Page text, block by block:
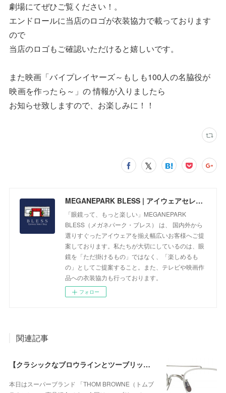
劇場にてぜひご覧ください！。
エンドロールに当店のロゴが衣装協力で載っております
ので
当店のロゴもご確認いただけると嬉しいです。
また映画「バイプレイヤーズ～もしも100人の名脇役が
映画を作ったら～ 」の 情報が入りましたら
お知らせ致しますので、お楽しみに！！
MEGANEPARK BLESS | アイウェアセレクトショップ
「眼鏡って、もっと楽しい」MEGANEPARK
BLESS（メガネパーク・ブレス） は、 国内外から
選りすぐったアイウェアを揃え幅広いお客様へご提
案しております。私たちが大切にしているのは、眼
鏡を「ただ掛けるもの」ではなく、「楽しめるも
の」としてご提案すること。また、テレビや映画作
品への衣装協力も行っております。
フォロー
関連記事
【クラシックなブロウラインとツーブリッジが際立つ、知的で洗練された新作のチタンフレーム】THOM BROWNE（トムブラウン） UEO960A-045-53が入荷！
本日はスーパーブランド 「THOM BROWNE（トムブ